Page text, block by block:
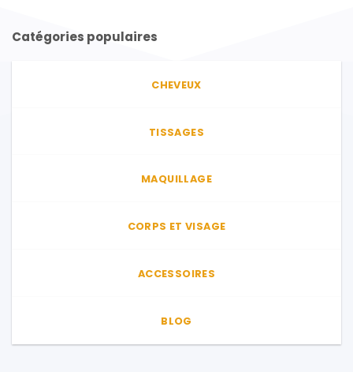
Catégories populaires
CHEVEUX
TISSAGES
MAQUILLAGE
CORPS ET VISAGE
ACCESSOIRES
BLOG